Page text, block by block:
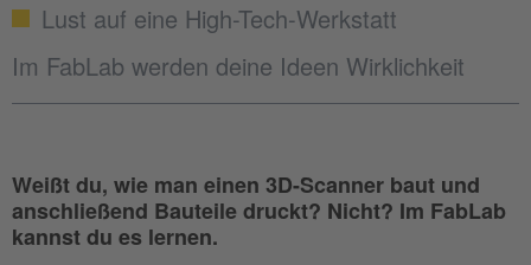
Lust auf eine High-Tech-Werkstatt
Im FabLab werden deine Ideen Wirklichkeit
Weißt du, wie man einen 3D-Scanner baut und
anschließend Bauteile druckt? Nicht? Im FabLab
kannst du es lernen.